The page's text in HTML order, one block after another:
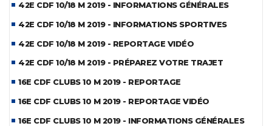
42E CDF 10/18 M 2019 - INFORMATIONS GÉNÉRALES
42E CDF 10/18 M 2019 - INFORMATIONS SPORTIVES
42E CDF 10/18 M 2019 - REPORTAGE VIDÉO
42E CDF 10/18 M 2019 - PRÉPAREZ VOTRE TRAJET
16E CDF CLUBS 10 M 2019 - REPORTAGE
16E CDF CLUBS 10 M 2019 - REPORTAGE VIDÉO
16E CDF CLUBS 10 M 2019 - INFORMATIONS GÉNÉRALES